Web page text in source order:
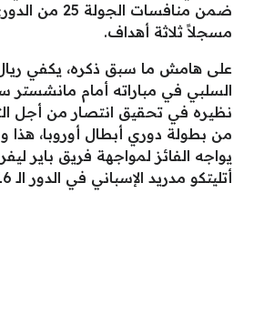
ضمن منافسات
مسجلاً ثلاثة أهداف.
على هامش ما سبق ذكره، يكفي ريال
السلبي في مباراته أمام مانشستر
من بطولة دوري أبطال أوروبا، هذا
يواجه الفائز لمواجهة فريق باير
أتليتكو مدريد الإسباني في الدور الـ 16.